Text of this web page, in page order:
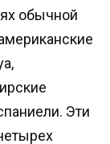
обычной
Эти